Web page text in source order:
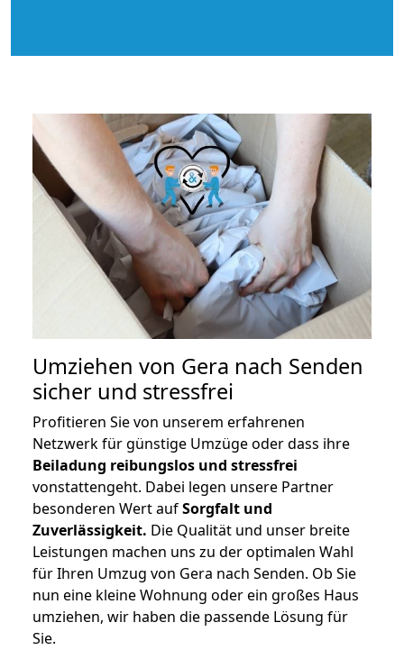
Umziehen von Gera nach Senden
sicher und stressfrei
Profitieren Sie von unserem erfahrenen
Netzwerk für günstige Umzüge oder dass ihre
Beiladung reibungslos und stressfrei
vonstattengeht. Dabei legen unsere Partner
besonderen Wert aufSorgfalt und
Zuverlässigkeit. Die Qualität und unser breite
Leistungen machen uns zu der optimalen Wahl
für Ihren Umzug von Gera nach Senden. Ob Sie
nun eine kleine Wohnung oder ein großes Haus
umziehen, wir haben die passende Lösung für
Sie.